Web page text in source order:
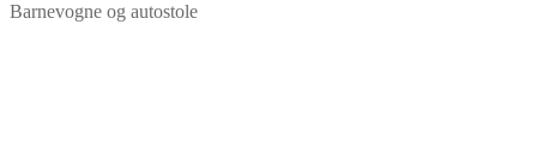
Barnevogne og autostole